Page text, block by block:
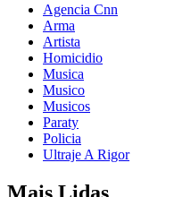
Agencia Cnn
Arma
Artista
Homicidio
Musica
Musico
Musicos
Paraty
Policia
Ultraje A Rigor